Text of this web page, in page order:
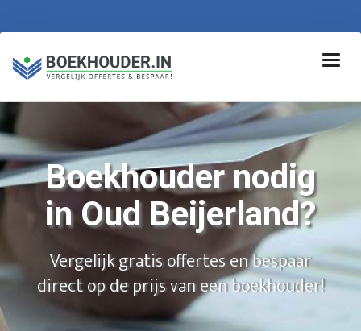
Boekhouder nodig
in Oud Beijerland?
Vergelijk gratis offertes en bespaar
direct op de prijs van een boekhouder!